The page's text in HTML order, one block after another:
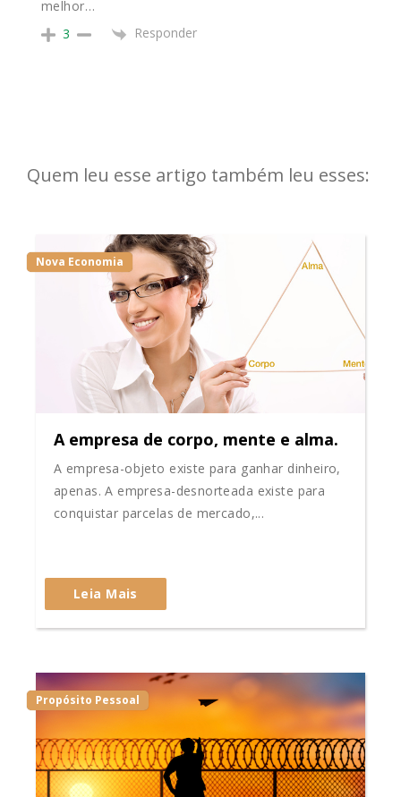
melhor…
3
Responder
Quem leu esse artigo também leu esses:
Nova Economia
A empresa de corpo, mente e alma.
A empresa-objeto existe para ganhar dinheiro,
apenas. A empresa-desnorteada existe para
conquistar parcelas de mercado,...
Leia Mais
Propósito Pessoal